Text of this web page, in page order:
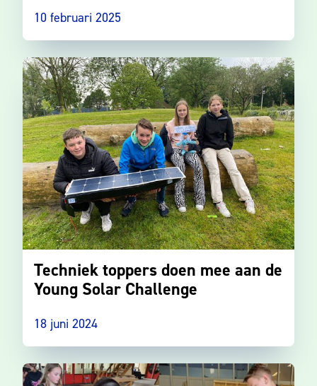
10 februari 2025
Techniek toppers doen mee aan de
Young Solar Challenge
18 juni 2024